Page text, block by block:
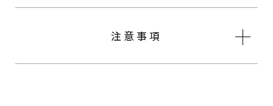
注意事項